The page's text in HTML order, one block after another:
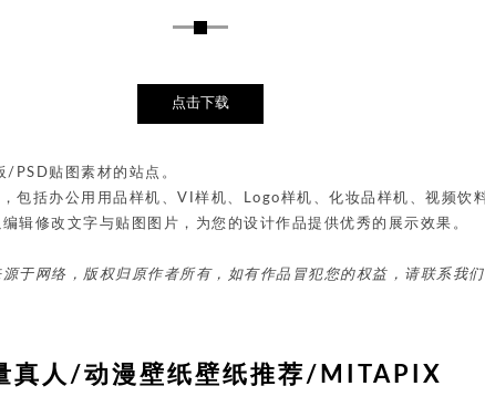
点击下载
PSD贴图素材的站点。
括办公用用品样机、VI样机、Logo样机、化妆品样机、视频饮
辑修改文字与贴图图片，为您的设计作品提供优秀的展示效果。
于网络，版权归原作者所有，如有作品冒犯您的权益，请联系我们
真人/动漫壁纸壁纸推荐/MITAPIX